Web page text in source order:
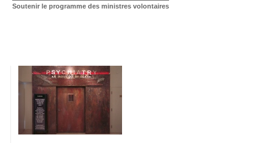
Soutenir le programme des ministres volontaires